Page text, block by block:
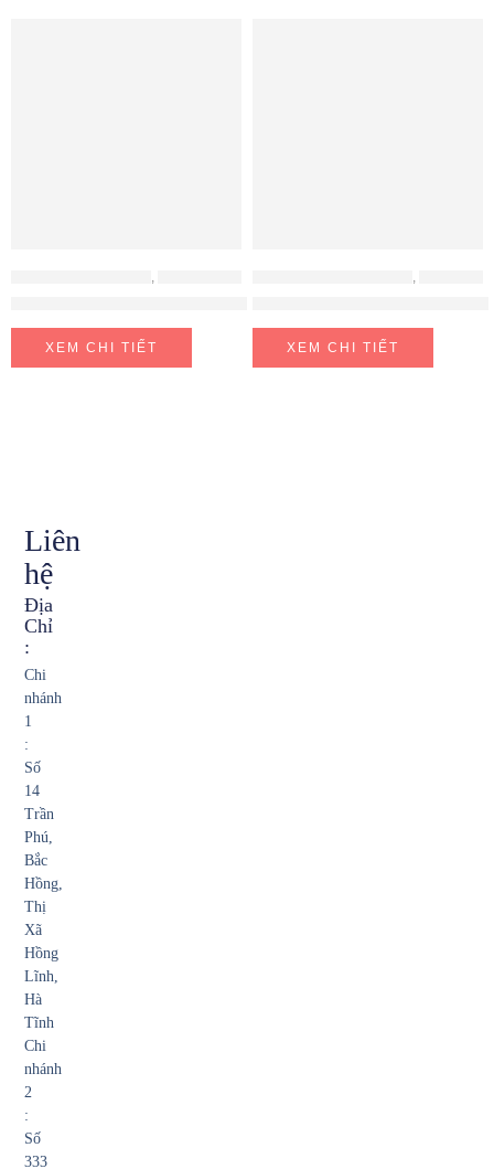
XEM CHI TIẾT XEM CHI TIẾT
Liên
hệ
Địa
Chỉ
:
Chi
nhánh
1
:
Số
14
Trần
Phú,
Bắc
Hồng,
Thị
Xã
Hồng
Lĩnh,
Hà
Tĩnh
Chi
nhánh
2
:
Số
333